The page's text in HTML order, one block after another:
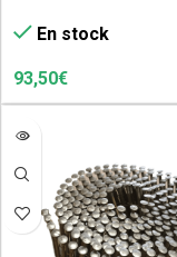
En stock
93,50€